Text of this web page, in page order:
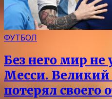
ФУТБОЛ
Без него мир не
Месси.
потерял своего